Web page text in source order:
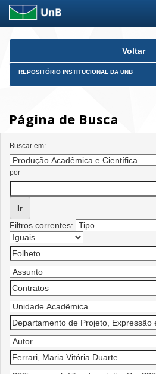
Skip
Voltar
REPOSITÓRIO INSTITUCIONAL DA UNB
Página de Busca
Buscar em:
por
Filtros correntes: